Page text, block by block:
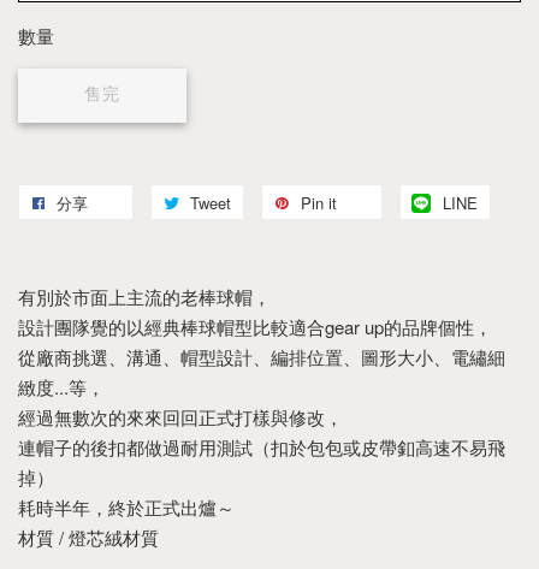
數量
售完
分享 Tweet Pin it LINE
有別於市面上主流的老棒球帽，
設計團隊覺的以經典棒球帽型比較適合gear up的品牌個性，
從廠商挑選、溝通、帽型設計、編排位置、圖形大小、電繡細
緻度...等，
經過無數次的來來回回正式打樣與修改，
連帽子的後扣都做過耐用測試（扣於包包或皮帶釦高速不易飛
掉）
耗時半年，終於正式出爐～
材質 / 燈芯絨材質